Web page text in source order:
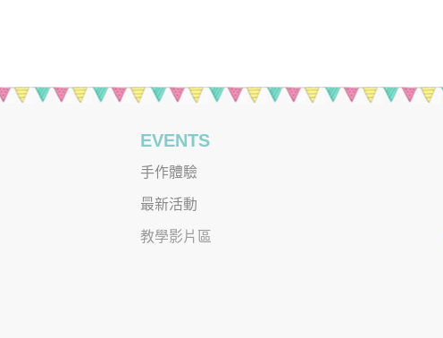
EVENTS
手作體驗
最新活動
教學影片區